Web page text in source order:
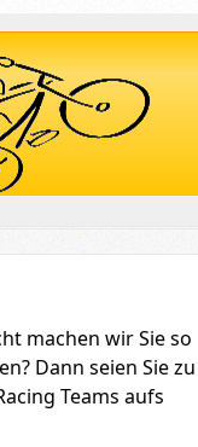
machen wir Sie so
Dann seien Sie zu
Teams aufs